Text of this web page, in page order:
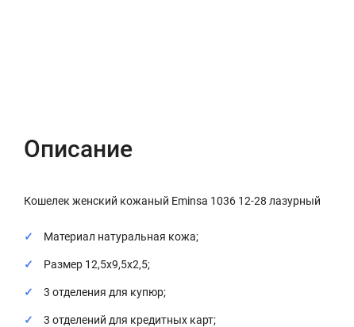
Описание
Кошелек женский кожаный Eminsa 1036 12-28 лазурный
Материал натуральная кожа;
Размер 12,5х9,5х2,5;
3 отделения для купюр;
3 отделений для кредитных карт;